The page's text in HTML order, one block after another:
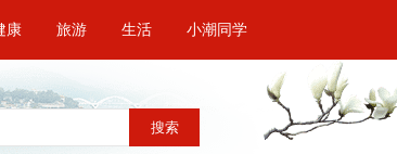
康 旅游 生活 小潮同学
搜索